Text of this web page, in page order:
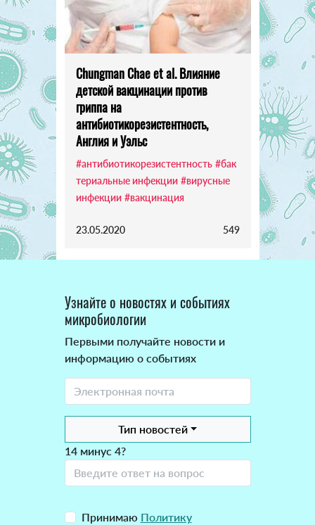
Chungman Chae et al. Влияние
детской вакцинации против
гриппа на
антибиотикорезистентность,
Англия и Уэльс
#антибиотикорезистентность #бак
териальные инфекции #вирусные
инфекции #вакцинация
23.05.2020 549
Узнайте о новостях и событиях
микробиологии
Первыми получайте новости и
информацию о событиях
Тип новостей
14 минус 4?
Принимаю Политику